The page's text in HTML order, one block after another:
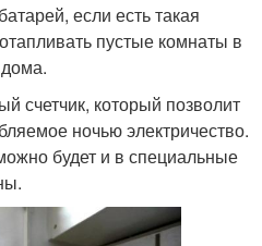
если есть такая
пустые комнаты в
счетчик, который позволит
ночью электричество.
будет и в специальные